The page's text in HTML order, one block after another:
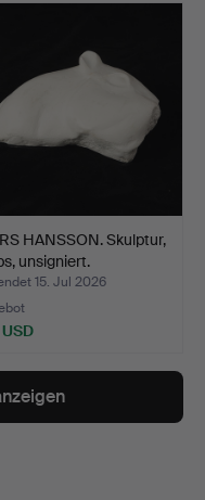
HANSSON. Skulptur,
unsigniert.
15. Jul 2026